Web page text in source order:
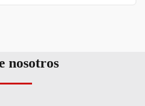
nosotros